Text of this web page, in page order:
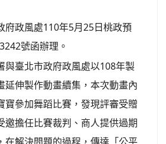
府政風處110年5月25日桃政預
號函辦理。
與臺北市政府政風處以108年製
延伸製作動畫續集，本次動畫內
寶參加舞蹈比賽，發現評審受贈
邀擔任比賽裁判、商人提供過期